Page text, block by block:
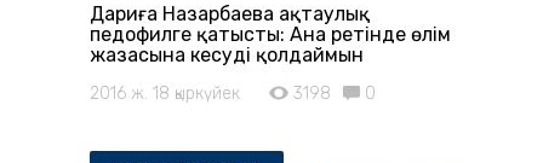
Дариға Назарбаева ақтаулық
педофилге қатысты: Ана ретінде өлім
жазасына кесуді қолдаймын
2016 ж. 18 қыркүйек 3198 0